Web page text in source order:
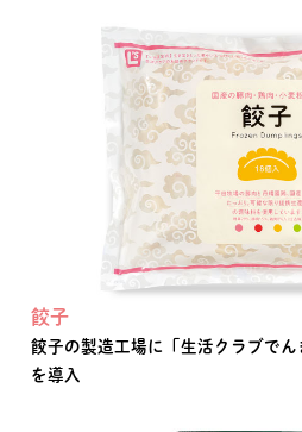
餃子
餃子の製造工場に「生活クラブで
を導入